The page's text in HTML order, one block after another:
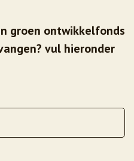
groen ontwikkelfonds
vul hieronder